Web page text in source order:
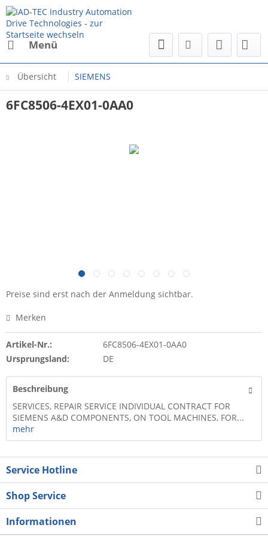
Menü
Übersicht SIEMENS
6FC8506-4EX01-0AA0
Preise sind erst nach der Anmeldung sichtbar.
Merken
Artikel-Nr.:
6FC8506-4EX01-0AA0
Ursprungsland:
DE
Beschreibung
SERVICES, REPAIR SERVICE INDIVIDUAL CONTRACT FOR
SIEMENS A&D COMPONENTS, ON TOOL MACHINES, FOR...
mehr
Service Hotline
Shop Service
Informationen